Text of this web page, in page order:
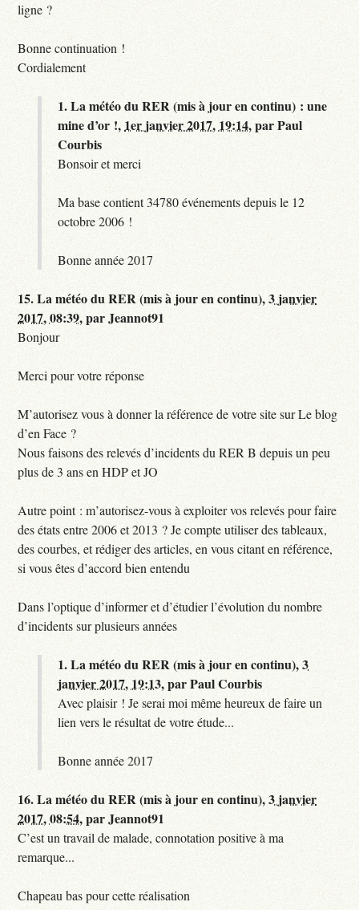
ligne ?
Bonne continuation !
Cordialement
1.La météo du RER (mis à jour en continu) : une
mine d’or !, 1er janvier 2017, 19:14,parPaul
Courbis
Bonsoir et merci
Ma base contient 34780 événements depuis le 12
octobre 2006 !
Bonne année 2017
15.La météo du RER (mis à jour en continu),3 janvier
2017, 08:39,parJeannot91
Bonjour
Merci pour votre réponse
M’autorisez vous à donner la référence de votre site sur Le blog
d’en Face ?
Nous faisons des relevés d’incidents du RER B depuis un peu
plus de 3 ans en HDP et JO
Autre point : m’autorisez-vous à exploiter vos relevés pour faire
des états entre 2006 et 2013 ? Je compte utiliser des tableaux,
des courbes, et rédiger des articles, en vous citant en référence,
si vous êtes d’accord bien entendu
Dans l’optique d’informer et d’étudier l’évolution du nombre
d’incidents sur plusieurs années
1.La météo du RER (mis à jour en continu),3
janvier 2017, 19:13,parPaul Courbis
Avec plaisir ! Je serai moi même heureux de faire un
lien vers le résultat de votre étude...
Bonne année 2017
16.La météo du RER (mis à jour en continu),3 janvier
2017, 08:54,parJeannot91
C’est un travail de malade, connotation positive à ma
remarque...
Chapeau bas pour cette réalisation